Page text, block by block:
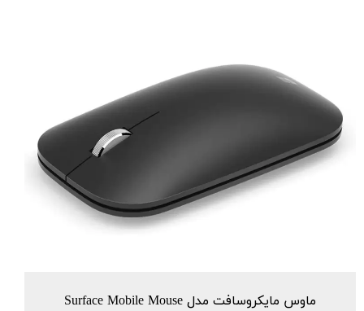
ماوس مایکروسافت مدل Surface Mobile Mouse